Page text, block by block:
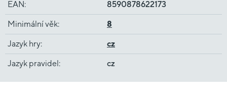
EAN: 8590878622173
Minimální věk: 8
Jazyk hry: cz
Jazyk pravidel: cz